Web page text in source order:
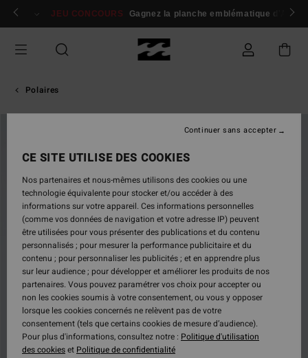
Passer
Se connecter / s'inscrire
JEU CONCOURS Gagnez la planche emblématique d'Andy
Polaires
CE SITE UTILISE DES COOKIES
Nos partenaires et nous-mêmes utilisons des cookies ou une
technologie équivalente pour stocker et/ou accéder à des
informations sur votre appareil. Ces informations personnelles
(comme vos données de navigation et votre adresse IP) peuvent
être utilisées pour vous présenter des publications et du contenu
personnalisés ; pour mesurer la performance publicitaire et du
contenu ; pour personnaliser les publicités ; et en apprendre plus
sur leur audience ; pour développer et améliorer les produits de nos
partenaires. Vous pouvez paramétrer vos choix pour accepter ou
non les cookies soumis à votre consentement, ou vous y opposer
lorsque les cookies concernés ne relèvent pas de votre
consentement (tels que certains cookies de mesure d’audience).
Pour plus d'informations, consultez notre : Politique d'utilisation
des cookieset Politique de confidentialité
Continuer sans accepter